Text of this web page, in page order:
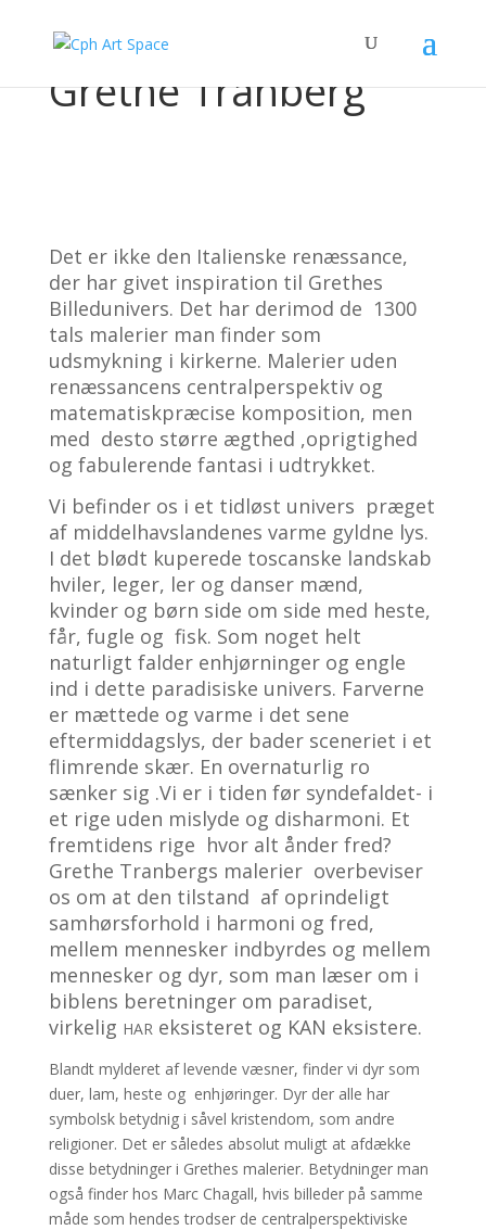
Grethe Tranberg
Det er ikke den Italienske renæssance,
der har givet inspiration til Grethes
Billedunivers. Det har derimod de 1300
tals malerier man finder som
udsmykning i kirkerne. Malerier uden
renæssancens centralperspektiv og
matematiskpræcise komposition, men
med desto større ægthed ,oprigtighed
og fabulerende fantasi i udtrykket.
Vi befinder os i et tidløst univers præget
af middelhavslandenes varme gyldne lys.
I det blødt kuperede toscanske landskab
hviler, leger, ler og danser mænd,
kvinder og børn side om side med heste,
får, fugle og fisk. Som noget helt
naturligt falder enhjørninger og engle
ind i dette paradisiske univers. Farverne
er mættede og varme i det sene
eftermiddagslys, der bader sceneriet i et
flimrende skær. En overnaturlig ro
sænker sig .Vi er i tiden før syndefaldet- i
et rige uden mislyde og disharmoni. Et
fremtidens rige hvor alt ånder fred?
Grethe Tranbergs malerier overbeviser
os om at den tilstand af oprindeligt
samhørsforhold i harmoni og fred,
mellem mennesker indbyrdes og mellem
mennesker og dyr, som man læser om i
biblens beretninger om paradiset,
virkelig HAReksisteret og KAN eksistere.
Blandt mylderet af levende væsner, finder vi dyr som
duer, lam, heste og enhjøringer. Dyr der alle har
symbolsk betydnig i såvel kristendom, som andre
religioner. Det er således absolut muligt at afdække
disse betydninger i Grethes malerier. Betydninger man
også finder hos Marc Chagall, hvis billeder på samme
måde som hendes trodser de centralperspektiviske